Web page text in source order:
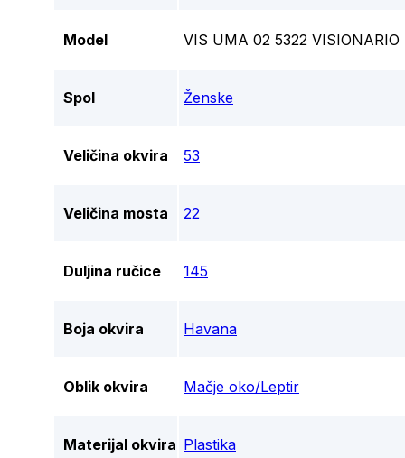
Model VIS UMA 02 5322
Spol Ženske
Veličina okvira 53
Veličina mosta 22
Duljina ručice 145
Boja okvira Havana
Oblik okvira Mačje oko/Leptir
Materijal okvira Plastika